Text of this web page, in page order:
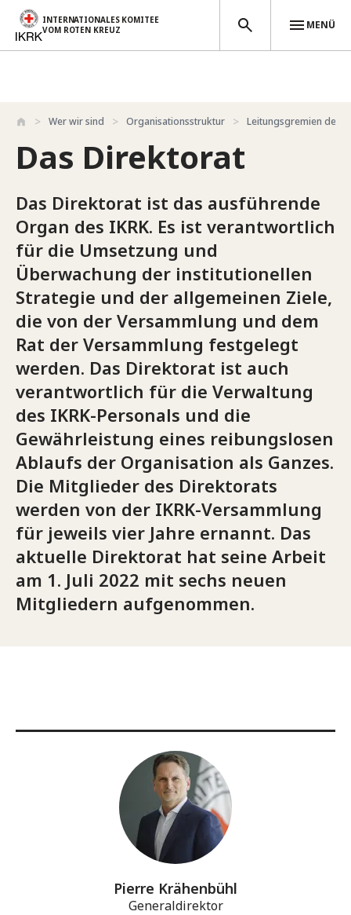
Direkt zum Inhalt
INTERNATIONALES KOMITEE
VOM ROTEN KREUZ
MENÜ
Wer wir sind Organisationsstruktur Leitungsgremien des
Das Direktorat
Das Direktorat ist das ausführende
Organ des IKRK. Es ist verantwortlich
für die Umsetzung und
Überwachung der institutionellen
Strategie und der allgemeinen Ziele,
die von der Versammlung und dem
Rat der Versammlung festgelegt
werden. Das Direktorat ist auch
verantwortlich für die Verwaltung
des IKRK-Personals und die
Gewährleistung eines reibungslosen
Ablaufs der Organisation als Ganzes.
Die Mitglieder des Direktorats
werden von der IKRK-Versammlung
für jeweils vier Jahre ernannt. Das
aktuelle Direktorat hat seine Arbeit
am 1. Juli 2022 mit sechs neuen
Mitgliedern aufgenommen.
Pierre Krähenbühl
Generaldirektor